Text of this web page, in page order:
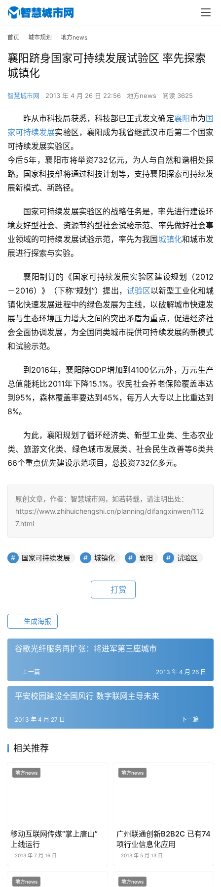
首页 城市规划 地方news
襄阳跻身国家可持续发展试验区 率先探索
城镇化
智慧城市网 2013 年 4 月 26 日 22:56 地方news 阅读 3625
昨从市科技局获悉，科技部已正式发文确定襄阳市为国
家可持续发展实验区，襄阳成为我省继武汉市后第二个国家
可持续发展实验区。
今后5年，襄阳市将举资732亿元，为人与自然和谐相处探
路。国家科技部将通过科技计划等，支持襄阳探索可持续发
展新模式、新路径。
国家可持续发展实验区的战略任务是，率先进行建设环
境友好型社会、资源节约型社会试验示范、率先做好社会事
业领域的可持续发展试验示范，率先为我国城镇化和城市发
展进行探索与实验。
襄阳制订的《国家可持续发展实验区建设规划（2012
－2016）》（下称“规划”）提出， 试验区以新型工业化和城
镇化快速发展进程中的绿色发展为主线，以破解城市快速发
展与生态环境压力增大之间的突出矛盾为重点，促进经济社
会全面协调发展，为全国同类城市提供可持续发展的新模式
和试验示范。
到2016年，襄阳除GDP增加到4100亿元外，万元生产
总值能耗比2011年下降15.1%。农民社会养老保险覆盖率达
到95%，森林覆盖率要达到45%，每万人大专以上比重达到
8%。
为此，襄阳规划了循环经济类、新型工业类、生态农业
类、旅游文化类、绿色城市发展类、社会民生改善等6类共
66个重点优先建设示范项目，总投资732亿多元。
原创文章，作者：智慧城市网，如若转载，请注明出处：
https://www.zhihuichengshi.cn/planning/difangxinwen/112
7.html
国家可持续发展 城镇化 襄阳 试验区
打赏
生成海报
谷歌光纤服务再扩张：将进军第三座城市
上一篇 2013 年 4 月 26 日
平安校园建设全国风行 数字联网主导未来
下一篇
2013 年 4 月 27 日
相关推荐
地方news
移动互联网传媒“掌上唐山”
上线运行
2013 年 7 月 16 日
地方news
广州联通创新B2B2C 已有74
项行业信息化应用
2013 年 5 月 13 日
地方news 地方news